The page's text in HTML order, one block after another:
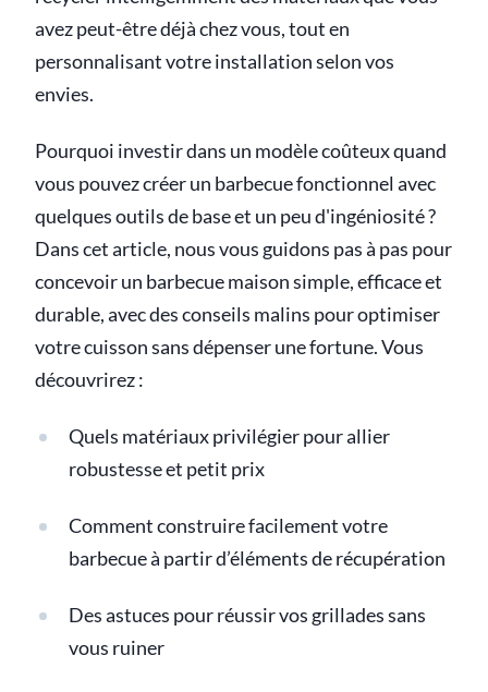
avez peut-être déjà chez vous, tout en
personnalisant votre installation selon vos
envies.
Pourquoi investir dans un modèle coûteux quand
vous pouvez créer un barbecue fonctionnel avec
quelques outils de base et un peu d'ingéniosité ?
Dans cet article, nous vous guidons pas à pas pour
concevoir un barbecue maison simple, efficace et
durable, avec des conseils malins pour optimiser
votre cuisson sans dépenser une fortune. Vous
découvrirez :
Quels matériaux privilégier pour allier
robustesse et petit prix
Comment construire facilement votre
barbecue à partir d’éléments de récupération
Des astuces pour réussir vos grillades sans
vous ruiner